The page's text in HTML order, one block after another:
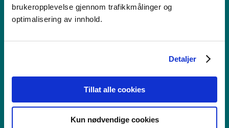
brukeropplevelse gjennom trafikkmålinger og
optimalisering av innhold.
Detaljer
Tillat alle cookies
Kun nødvendige cookies
Se i kartet
post@norceresearch.no
Tilgjengelighetserklæring
Bruk av informasjonskapsler